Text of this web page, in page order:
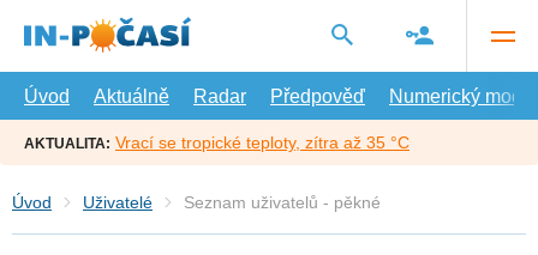
hlavní
Úvod
Aktuálně Radar Předpověď Numerický model
AKTUALITA: Vrací se tropické teploty, zítra až 35 °C
Úvod Uživatelé Seznam uživatelů - pěkné